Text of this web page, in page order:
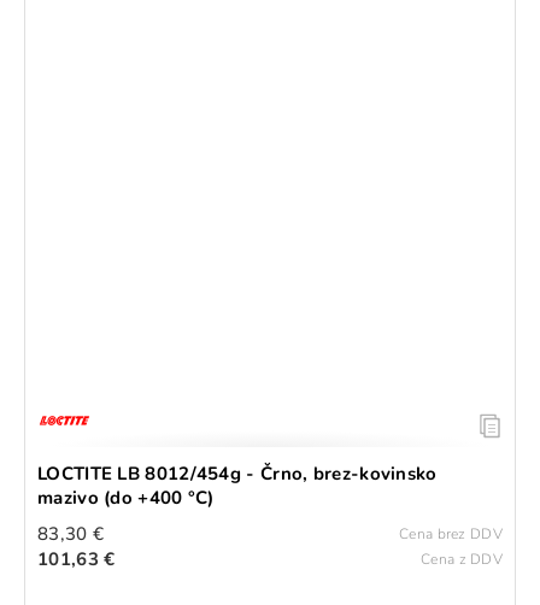
LOCTITE LB 8012/454g - Črno, brez-kovinsko
mazivo (do +400 °C)
Cena brez DDV
83,30 €
Cena z DDV
101,63 €